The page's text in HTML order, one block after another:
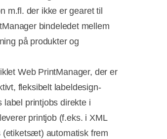
m.fl. der ikke er gearet til
bindeledet mellem
på produkter og
Web PrintManager, der er
fleksibelt labeldesign-
label printjobs direkte i
printjob (f.eks. i XML
(etiketsæt) automatisk frem